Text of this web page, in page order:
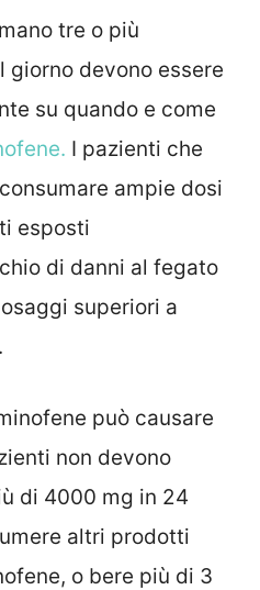
tre o più
giorno devono essere
su quando e come
I pazienti che
ampie dosi
esposti
di danni al fegato
superiori a
può causare
non devono
di 4000 mg in 24
altri prodotti
o bere più di 3